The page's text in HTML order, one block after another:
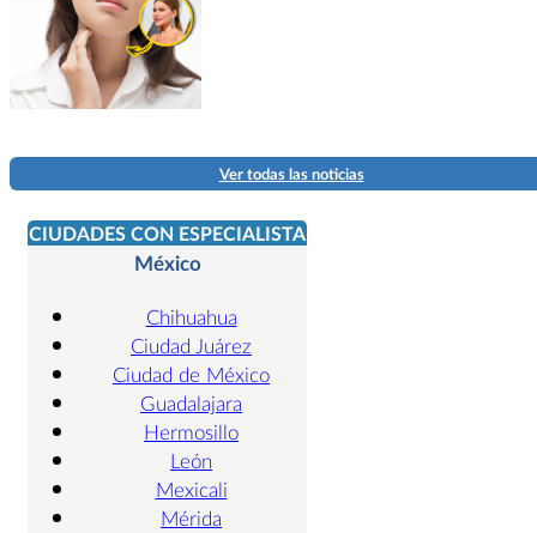
Ver todas las noticias
CIUDADES CON ESPECIALISTA
México
Chihuahua
Ciudad Juárez
Ciudad de México
Guadalajara
Hermosillo
León
Mexicali
Mérida